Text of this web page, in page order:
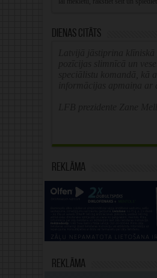
Dienas citāts
Reklāma
Reklāma